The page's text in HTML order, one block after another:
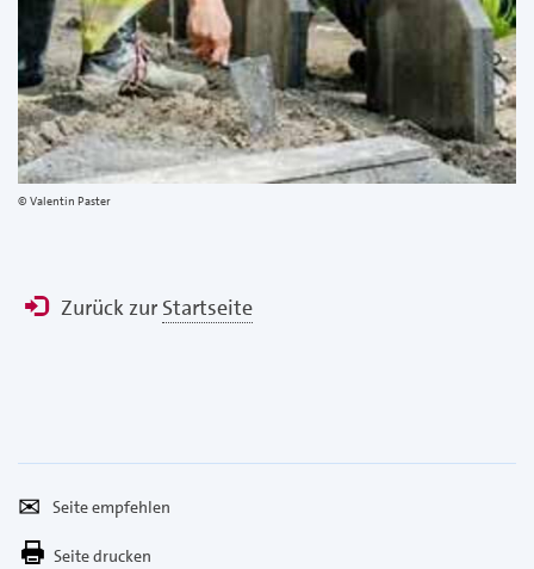
Valentin Paster
Zurück zur Startseite
empfehlen
Per
E-
Seite drucken